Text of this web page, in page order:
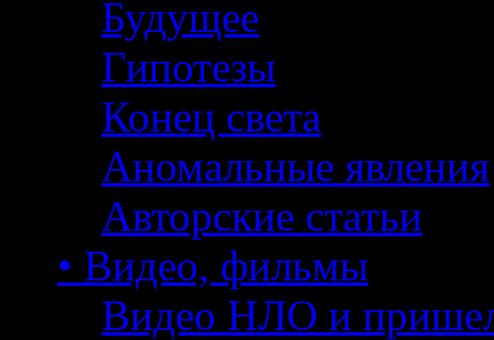
Будущее
Гипотезы
Конец света
Аномальные явления
Авторские статьи
• Видео, фильмы
Видео НЛО и